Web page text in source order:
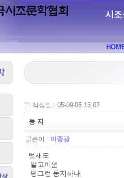
시조
작성일 : 05-09-05 15:07
둥 지
글쓴이 : 이종광
텃새도
알고비운
덩그런 둥지하나